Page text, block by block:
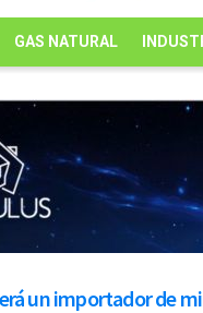
GAS NATURAL
un importador de